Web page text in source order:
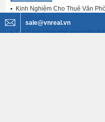
Kinh Nghiệm Cho Thuê Văn
Cách lựa chọn ghế xoay phù
sale@vnreal.vn